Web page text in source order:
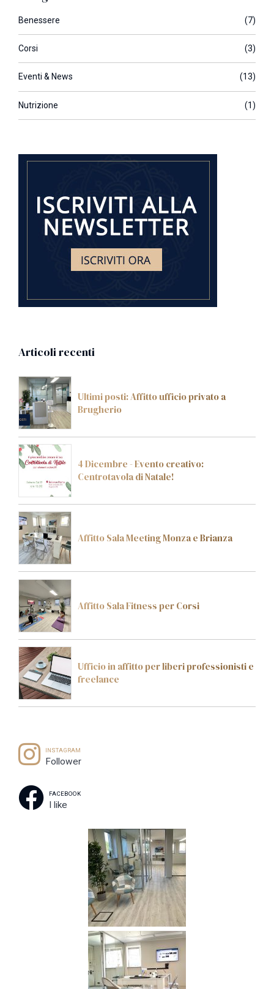
Benessere (7)
Corsi (3)
Eventi & News (13)
Nutrizione (1)
Articoli recenti
Ultimi posti: Affitto ufficio privato a
Brugherio
4 Dicembre - Evento creativo:
Centrotavola di Natale!
Affitto Sala Meeting Monza e Brianza
Affitto Sala Fitness per Corsi
Ufficio in affitto per liberi professionisti e
freelance
INSTAGRAM
Follower
FACEBOOK
I like